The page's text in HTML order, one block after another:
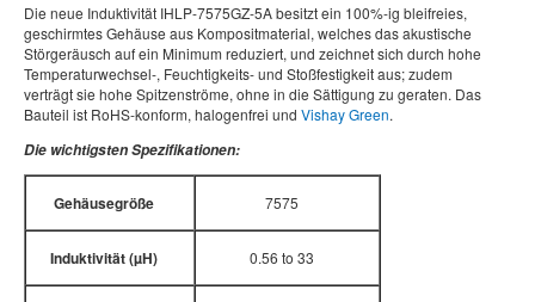
Die neue Induktivität IHLP-7575GZ-5A besitzt ein 100%-ig bleifreies,
geschirmtes Gehäuse aus Kompositmaterial, welches das akustische
Störgeräusch auf ein Minimum reduziert, und zeichnet sich durch hohe
Temperaturwechsel-, Feuchtigkeits- und Stoßfestigkeit aus; zudem
verträgt sie hohe Spitzenströme, ohne in die Sättigung zu geraten. Das
Bauteil ist RoHS-konform, halogenfrei und Vishay Green.
Die wichtigsten Spezifikationen:
Gehäusegröße 7575
Induktivität (µH) 0.56 to 33